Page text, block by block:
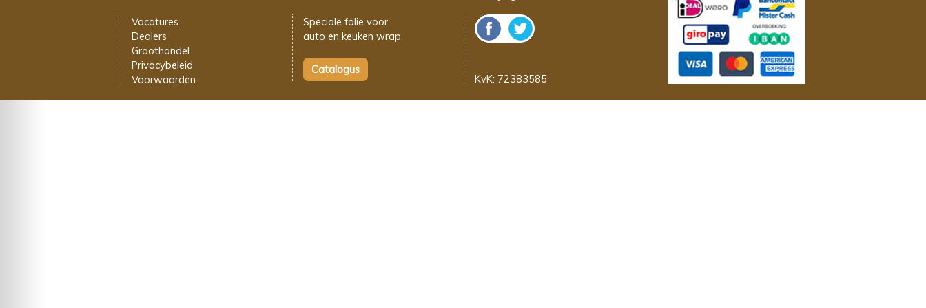
Vacatures
Dealers
Groothandel
Privacybeleid
Voorwaarden
Speciale folie voor
auto en keuken wrap.
KvK: 72383585